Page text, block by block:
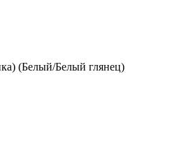
(Белый/Белый глянец)